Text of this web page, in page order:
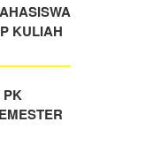
KULIAH
PK